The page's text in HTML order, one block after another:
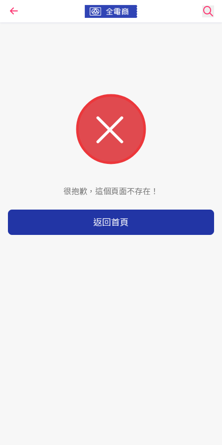
很抱歉，這個頁面不存在！
返回首頁